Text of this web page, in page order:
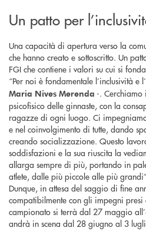
Un patto per
Una capacità di apertura verso la
che hanno creato e sottoscritto. Un
FGI che contiene i valori su cui si
“Per noi è fondamentale l’inclusività e
Maria Nives Merenda -. Cerchiamo
psicofisico delle ginnaste, con la
ragazze di ogni luogo. Ci
e nel coinvolgimento di tutte, dando
creando socializzazione. Questo
soddisfazioni e la sua riuscita la
allarga sempre di più, portando in
atlete, dalle più piccole alle più
Dunque, in attesa del saggio di fine
compatibilmente con gli impegni
campionato si terrà dal 27 maggio
andrà in scena dal 28 giugno al 3